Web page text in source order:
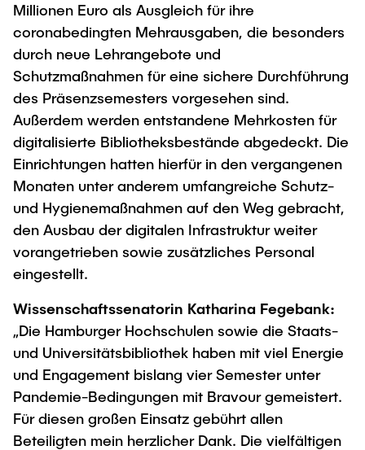
Newsroom
Press Release
Flyers and brochures
University magazine spektrum
Events
Merchandise-Shop
Working at TU Hamburg
Job opportunities
Faculty recruiting
Internal Information
Advice and contact
Around student life
study organization
AI in Education
After Graduation
Alumni
Career Center
Graduate Academy
Continuing Education
UNU HUB "Engineering to Face Climate
Change"
Research Funding
Early Career Research Support
Good Scientific Practice
Future Lectures
Research & Transfer News
Interdisciplinary Workshop of the FSP
"Biobased Processes and Reactor
Technologies"
Process Engineering
Study programs
Research and Institutes
Technology and Innovation in Education
News
Study programs
Research and Institutes
Management Sciences and Technology
Study Programs
Mechanical Engineering
Study programs
Research and institutes
Joint School of Multidisciplinary Studies
Exchange students
Intercultural Hub
International Scholars & Guests
Partnerships and Strategy
Study Exchange Partnerships
How to establish partnerships
Strategy
ECIU University
Contacts & International Team
Millionen Euro als Ausgleich für ihre
coronabedingten Mehrausgaben, die besonders
durch neue Lehrangebote und
Schutzmaßnahmen für eine sichere Durchführung
des Präsenzsemesters vorgesehen sind.
Außerdem werden entstandene Mehrkosten für
digitalisierte Bibliotheksbestände abgedeckt. Die
Einrichtungen hatten hierfür in den vergangenen
Monaten unter anderem umfangreiche Schutz-
und Hygienemaßnahmen auf den Weg gebracht,
den Ausbau der digitalen Infrastruktur weiter
vorangetrieben sowie zusätzliches Personal
eingestellt.
Wissenschaftssenatorin Katharina Fegebank:
„Die Hamburger Hochschulen sowie die Staats-
und Universitätsbibliothek haben mit viel Energie
und Engagement bislang vier Semester unter
Pandemie-Bedingungen mit Bravour gemeistert.
Für diesen großen Einsatz gebührt allen
Beteiligten mein herzlicher Dank. Die vielfältigen